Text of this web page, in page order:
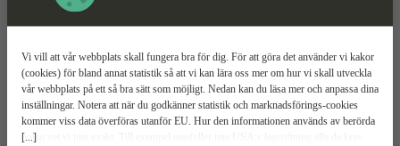
[...]
Vi vill att vår webbplats skall fungera bra för dig. För att göra det använder vi kakor
(cookies) för bland annat statistik så att vi kan lära oss mer om hur vi skall utveckla
vår webbplats på ett så bra sätt som möjligt. Nedan kan du läsa mer och anpassa dina
inställningar. Notera att när du godkänner statistik och marknadsförings-cookies
kommer viss data överföras utanför EU. Hur den informationen används av berörda
bolag vet vi inte exakt. Till exempel uppfyller inte USA:s lagstiftning alla de krav
Lyftsax Mer information
Probst Easygrip EXG